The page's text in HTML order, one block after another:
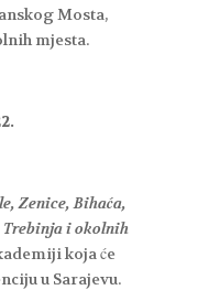
Mosta,
mjesta.
Zenice, Bihaća,
Trebinja i okolnih
koja će
u Sarajevu.